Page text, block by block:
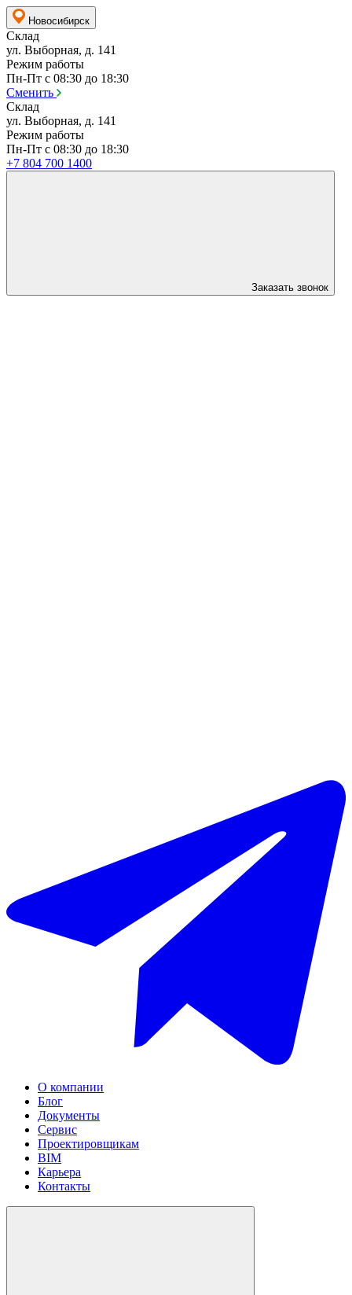
Новосибирск
Склад
ул. Выборная, д. 141
Режим работы
Пн-Пт с 08:30 до 18:30
Сменить
Склад
ул. Выборная, д. 141
Режим работы
Пн-Пт с 08:30 до 18:30
+7 804 700 1400
Заказать звонок
О компании
Блог
Документы
Сервис
Проектировщикам
BIM
Карьера
Контакты